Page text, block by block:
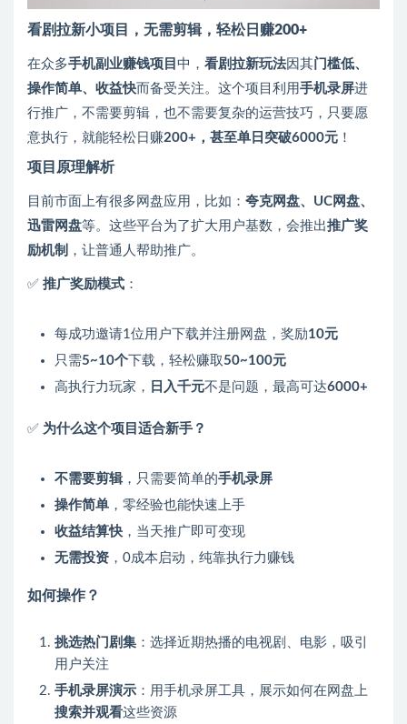
看剧拉新小项目，无需剪辑，轻松日赚200+
在众多手机副业赚钱项目 中， 看剧拉新玩法因其门槛低、
操作简单、收益快而备受关注。这个项目利用手机录屏进
行推广，不需要剪辑，也不需要复杂的运营技巧，只要愿
意执行，就能轻松日赚200+，甚至单日突破6000元 ！
项目原理解析
目前市面上有很多网盘应用，比如： 夸克网盘、UC网盘、
迅雷网盘等。这些平台为了扩大用户基数，会推出推广奖
励机制 ，让普通人帮助推广。
✅ 推广奖励模式 ：
每成功邀请1位用户下载并注册网盘，奖励10元
只需5~10个下载，轻松赚取50~100元
高执行力玩家，
日入千元不是问题，最高可达6000+
✅ 为什么这个项目适合新手？
不需要剪辑，只需要简单的手机录屏
操作简单 ，零经验也能快速上手
收益结算快 ，当天推广即可变现
无需投资 ，0成本启动，纯靠执行力赚钱
如何操作？
挑选热门剧集 ：选择近期热播的电视剧、电影，吸引
用户关注
手机录屏演示 ：用手机录屏工具，展示如何在网盘上
搜索并观看这些资源